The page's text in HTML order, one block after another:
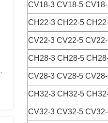
CV18-3 CV18-5
CH22-3 CH22-5
CV22-3 CV22-5
CH28-3 CH28-5
CV28-3 CV28-5
CH32-3 CH32-5
CV32-3 CV32-5